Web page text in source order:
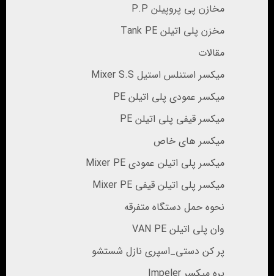
مخازن پی پروپیلن P.P
مخزن پلی اتیلن Tank PE
مقالات
میکسر استنلس استیل Mixer S.S
میکسر عمودی پلی اتیلن PE
میکسر قیفی پلی اتیلن PE
میکسر های خاص
میکسر پلی اتیلن عمودی Mixer PE
میکسر پلی اتیلن قیفی Mixer PE
نحوه حمل دستگاه متفرقه
وان پلی اتیلن VAN PE
پر کن دستی_اسپری نازل شستشو